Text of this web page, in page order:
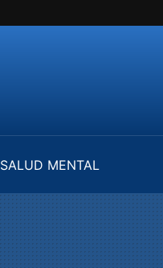
SALUD MENTAL